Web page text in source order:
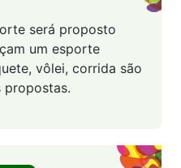
será proposto
um esporte
vôlei, corrida são
propostas.